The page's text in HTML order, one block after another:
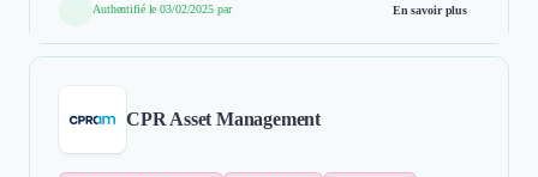
Authentifié le 03/02/2025 par En savoir plus
CPR Asset Management